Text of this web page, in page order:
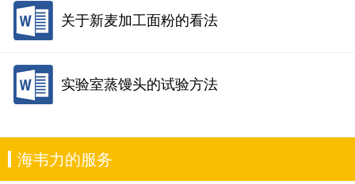
关于新麦加工面粉的看法
实验室蒸馒头的试验方法
海韦力的服务